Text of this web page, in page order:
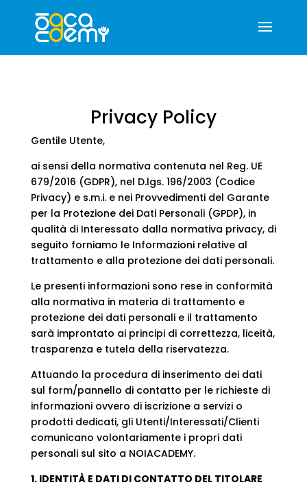
Privacy Policy
Gentile Utente,
ai sensi della normativa contenuta nel Reg. UE
679/2016 (GDPR), nel D.lgs. 196/2003 (Codice
Privacy) e s.m.i. e nei Provvedimenti del Garante
per la Protezione dei Dati Personali (GPDP), in
qualità di Interessato dalla normativa privacy, di
seguito forniamo le Informazioni relative al
trattamento e alla protezione dei dati personali.
Le presenti informazioni sono rese in conformità
alla normativa in materia di trattamento e
protezione dei dati personali e il trattamento
sarà improntato ai principi di correttezza, liceità,
trasparenza e tutela della riservatezza.
Attuando la procedura di inserimento dei dati
sul form/pannello di contatto per le richieste di
informazioni ovvero di iscrizione a servizi o
prodotti dedicati, gli Utenti/Interessati/Clienti
comunicano volontariamente i propri dati
personali sul sito a NOIACADEMY.
1. IDENTITÀ E DATI DI CONTATTO DEL TITOLARE